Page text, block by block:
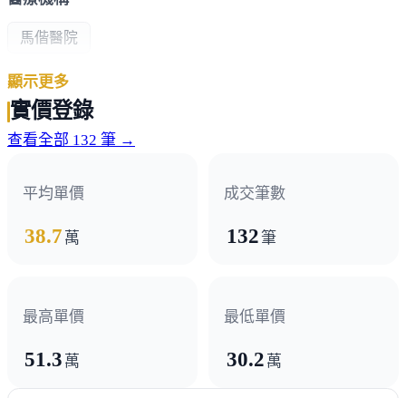
馬偕醫院
政府機構
顯示更多
實價登錄
查看全部 132 筆 →
平均單價
38.7 萬
成交筆數
132筆
最高單價
51.3 萬
最低單價
30.2 萬